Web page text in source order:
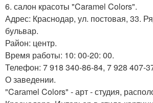
6. салон красоты "Caramel Colors".
Адрес: Краснодар, ул. постовая, 33.
бульвар.
Район: центр.
Время работы: 10: 00-20: 00.
Телефон: 7 918 340-86-84, 7 928 407-
О заведении.
"Carаmel Colors" - арт - студия,